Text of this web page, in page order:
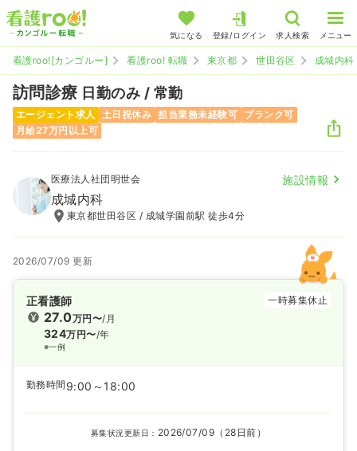
気になる 登録/ログイン 求人検索 メニュー
看護roo![カンゴルー] 看護roo! 転職 東京都 世田谷区 成城内科
訪問診療 日勤のみ / 常勤
エージェント求人 土日祝休み 担当業務未経験可 ブランク可
月給27万円以上可
医療法人社団明世会 施設情報
成城内科
東京都世田谷区 / 成城学園前駅 徒歩4分
2026/07/09 更新
正看護師 一時募集休止
27.0万円〜/月
324万円〜/年
※一例
勤務時間 9:00～18:00
募集状況更新日： 2026/07/09（28日前）